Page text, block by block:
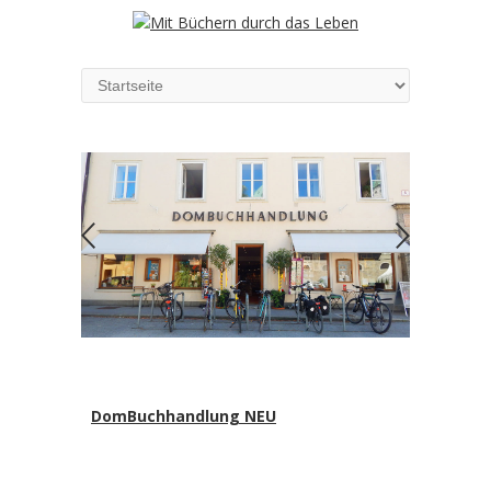
DomBuchhandlung NEU